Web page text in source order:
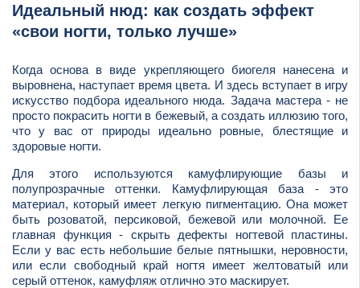
Идеальный нюд: как создать эффект
«свои ногти, только лучше»
Когда основа в виде укрепляющего биогеля нанесена и
выровнена, наступает время цвета. И здесь вступает в игру
искусство подбора идеального нюда. Задача мастера - не
просто покрасить ногти в бежевый, а создать иллюзию того,
что у вас от природы идеально ровные, блестящие и
здоровые ногти.
Для этого используются камуфлирующие базы и
полупрозрачные оттенки. Камуфлирующая база - это
материал, который имеет легкую пигментацию. Она может
быть розоватой, персиковой, бежевой или молочной. Ее
главная функция - скрыть дефекты ногтевой пластины.
Если у вас есть небольшие белые пятнышки, неровности,
или если свободный край ногтя имеет желтоватый или
серый оттенок, камуфляж отлично это маскирует.